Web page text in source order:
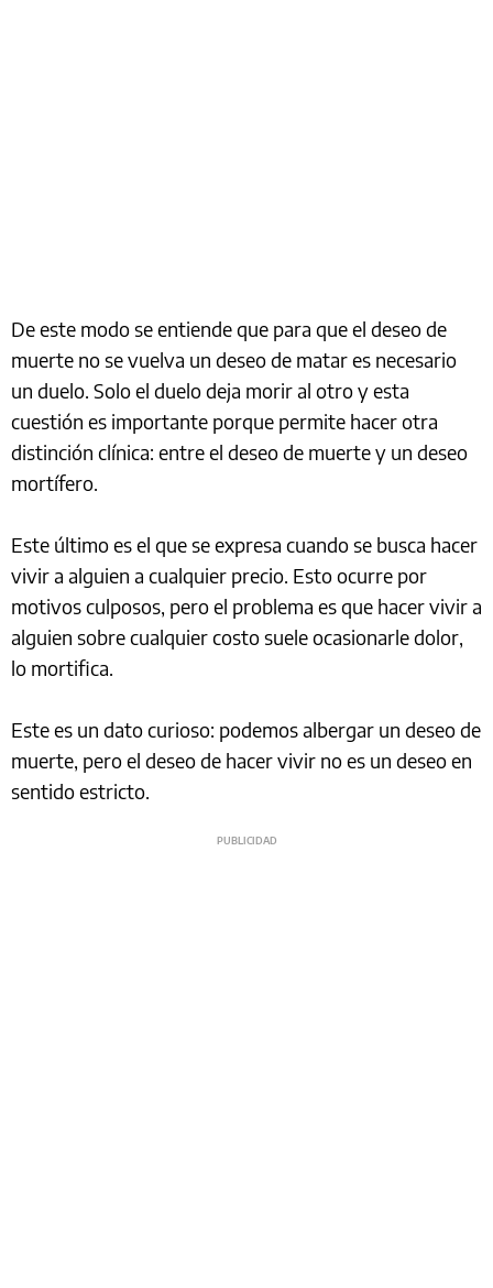
De este modo se entiende que para que el deseo de
muerte no se vuelva un deseo de matar es necesario
un duelo. Solo el duelo deja morir al otro y esta
cuestión es importante porque permite hacer otra
distinción clínica: entre el deseo de muerte y un deseo
mortífero.
Este último es el que se expresa cuando se busca hacer
vivir a alguien a cualquier precio. Esto ocurre por
motivos culposos, pero el problema es que hacer vivir a
alguien sobre cualquier costo suele ocasionarle dolor,
lo mortifica.
Este es un dato curioso: podemos albergar un deseo de
muerte, pero el deseo de hacer vivir no es un deseo en
sentido estricto.